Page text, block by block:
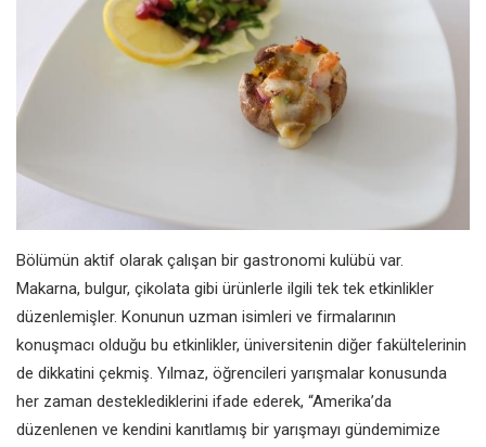
Bölümün aktif olarak çalışan bir gastronomi kulübü var.
Makarna, bulgur, çikolata gibi ürünlerle ilgili tek tek etkinlikler
düzenlemişler. Konunun uzman isimleri ve firmalarının
konuşmacı olduğu bu etkinlikler, üniversitenin diğer fakültelerinin
de dikkatini çekmiş. Yılmaz, öğrencileri yarışmalar konusunda
her zaman desteklediklerini ifade ederek, “Amerika’da
düzenlenen ve kendini kanıtlamış bir yarışmayı gündemimize